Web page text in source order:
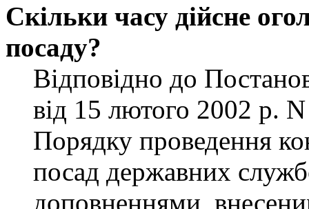
Скільки часу дійсне
посаду?
Відповідно до
від 15 лютого 2002 р.
Порядку проведення
посад державних
доповненнями,